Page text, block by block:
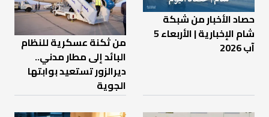
حصاد الأخبار من شبكة
شام الإخبارية | الأربعاء 5
آب 2026
من ثكنة عسكرية للنظام
البائد إلى مطار مدني..
ديرالزور تستعيد بوابتها
الجوية